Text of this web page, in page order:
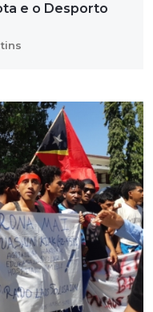
e o Desporto